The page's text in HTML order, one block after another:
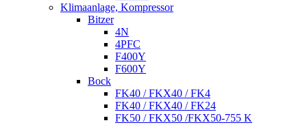
Klimaanlage, Kompressor
Bitzer
4N
4PFC
F400Y
F600Y
Bock
FK40 / FKX40 / FK4
FK40 / FKX40 / FK24
FK50 / FKX50 /FKX50-755 K